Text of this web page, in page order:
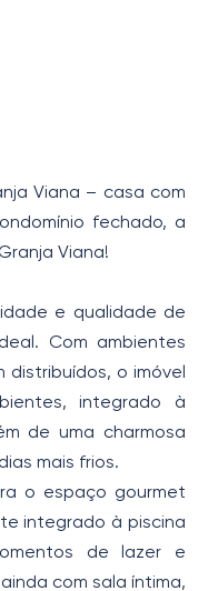
Viana – casa com
fechado, a
Viana!
e qualidade de
Com ambientes
distribuídos, o imóvel
integrado à
de uma charmosa
mais frios.
o espaço gourmet
integrado à piscina
de lazer e
com sala íntima,